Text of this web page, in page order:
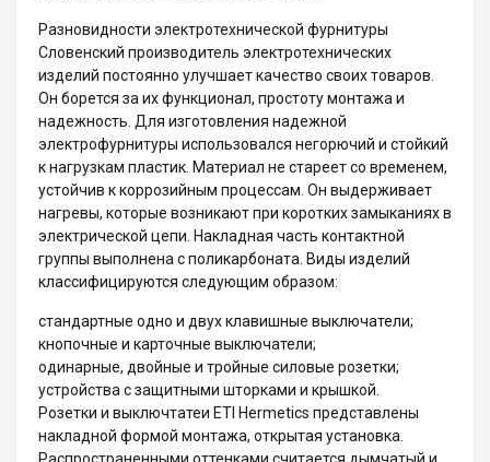
Разновидности электротехнической фурнитуры
Словенский производитель электротехнических
изделий постоянно улучшает качество своих товаров.
Он борется за их функционал, простоту монтажа и
надежность. Для изготовления надежной
электрофурнитуры использовался негорючий и стойкий
к нагрузкам пластик. Материал не стареет со временем,
устойчив к коррозийным процессам. Он выдерживает
нагревы, которые возникают при коротких замыканиях в
электрической цепи. Накладная часть контактной
группы выполнена с поликарбоната. Виды изделий
классифицируются следующим образом:
стандартные одно и двух клавишные выключатели;
кнопочные и карточные выключатели;
одинарные, двойные и тройные силовые розетки;
устройства с защитными шторками и крышкой.
Розетки и выключтатеи ETI Hermetics представлены
накладной формой монтажа, открытая установка.